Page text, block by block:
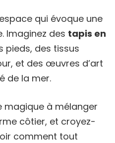
qui évoque une
Imaginez des tapis en
pieds, des tissus
et des œuvres d’art
de la mer.
magique à mélanger
côtier, et croyez-
comment tout